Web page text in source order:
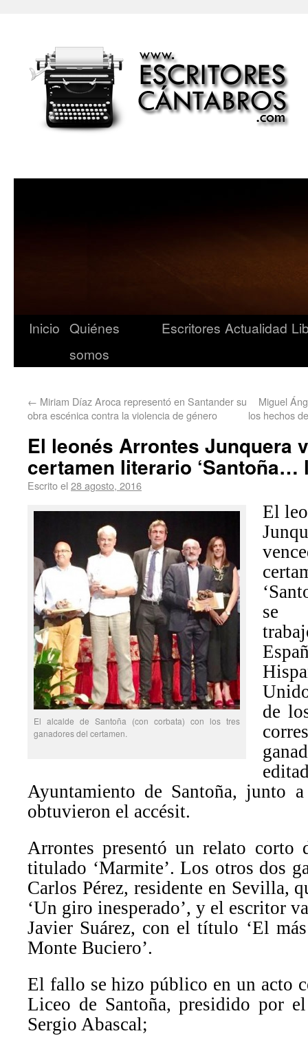
Inicio Quiénes
somos
Escritores Actualidad
← Miriam Díaz Aroca representó en Santander su
obra escénica contra la violencia de género
Miguel
los hechos
El leonés Arrontes Junquera
certamen literario ‘Santoña…
Escrito el 28 agosto, 2016
El alcalde de Santoña (con corbata) con los tres
ganadores del certamen.
El
se
de
Ayuntamiento de Santoña, junto
obtuvieron el accésit.
Arrontes presentó un relato corto
titulado ‘Marmite’. Los otros dos
Carlos Pérez, residente en Sevilla,
‘Un giro inesperado’, y el escritor
Javier Suárez, con el título ‘El
Monte Buciero’.
El fallo se hizo público en un acto
Liceo de Santoña, presidido por
Sergio Abascal;